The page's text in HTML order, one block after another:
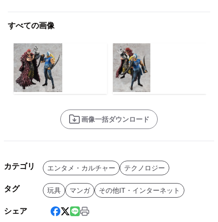
すべての画像
画像一括ダウンロード
カテゴリ エンタメ・カルチャー テクノロジー
タグ 玩具 マンガ その他IT・インターネット
シェア